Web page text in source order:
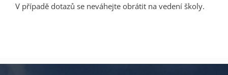
V případě dotazů se neváhejte obrátit na vedení školy.